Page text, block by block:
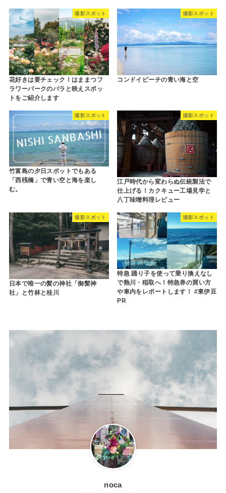
撮影スポット
花好きは要チェック！はままつフ
ラワーパークのバラと映えスポッ
トをご紹介します
撮影スポット
コンドイビーチの青い海と空
撮影スポット
竹富島の夕日スポットでもある
「西桟橋」で青い空と海を楽し
む。
撮影スポット
江戸時代から変わらぬ伝統製法で
仕上げる！カクキュー工場見学と
八丁味噌料理レビュー
撮影スポット
日本で唯一の髪の神社「御髪神
社」と竹林と桂川
撮影スポット
特急 踊り子を使って乗り換えなし
で熱川・稲取へ！特急券の買い方
や車内をレポートします！ #東伊豆
PR
noca